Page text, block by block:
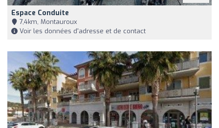
Espace Conduite
7,4km, Montauroux
Voir les données d'adresse et de contact